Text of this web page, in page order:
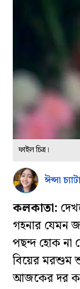
ফাইল চিত্র।
ঈপ্সা
কলকাতা:
গহনার যেমন
পছন্দ হোক না
বিয়ের মরশুম
আজকের দর